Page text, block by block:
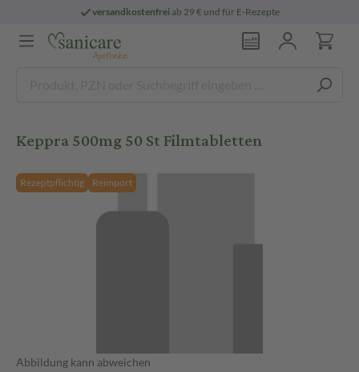
versandkostenfreiab 29 € und für E-Rezepte
Keppra 500mg 50 St Filmtabletten
Rezeptpflichtig Reimport
Abbildung kann abweichen